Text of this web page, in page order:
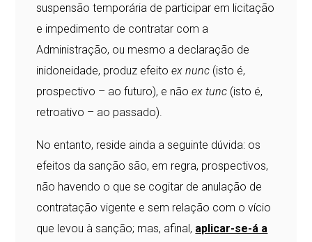
suspensão temporária de participar em licitação
e impedimento de contratar com a
Administração, ou mesmo a declaração de
inidoneidade, produz efeitoex nunc (isto é,
prospectivo – ao futuro), e nãoex tunc (isto é,
retroativo – ao passado).
No entanto, reside ainda a seguinte dúvida: os
efeitos da sanção são, em regra, prospectivos,
não havendo o que se cogitar de anulação de
contratação vigente e sem relação com o vício
que levou à sanção; mas, afinal, aplicar-se-á a